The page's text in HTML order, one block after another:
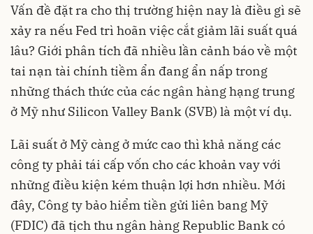
Vấn đề đặt ra cho thị trường hiện nay là điều gì sẽ
xảy ra nếu Fed trì hoãn việc cắt giảm lãi suất quá
lâu? Giới phân tích đã nhiều lần cảnh báo về một
tai nạn tài chính tiềm ẩn đang ẩn nấp trong
những thách thức của các ngân hàng hạng trung
ở Mỹ như Silicon Valley Bank (SVB) là một ví dụ.
Lãi suất ở Mỹ càng ở mức cao thì khả năng các
công ty phải tái cấp vốn cho các khoản vay với
những điều kiện kém thuận lợi hơn nhiều. Mới
đây, Công ty bảo hiểm tiền gửi liên bang Mỹ
(FDIC) đã tịch thu ngân hàng Republic Bank có